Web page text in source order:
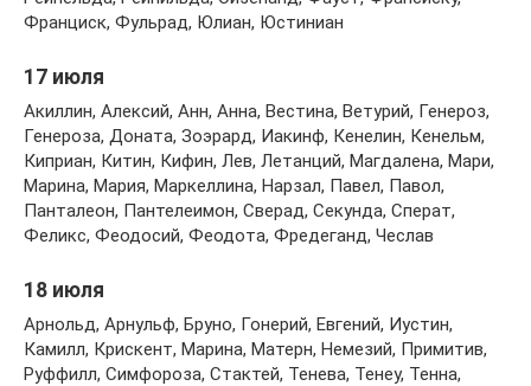
Франциск, Фульрад, Юлиан, Юстиниан
17 июля
Акиллин, Алексий, Анн, Анна, Вестина, Ветурий, Генероз,
Генероза, Доната, Зоэрард, Иакинф, Кенелин, Кенельм,
Киприан, Китин, Кифин, Лев, Летанций, Магдалена, Мари,
Марина, Мария, Маркеллина, Нарзал, Павел, Павол,
Панталеон, Пантелеимон, Сверад, Секунда, Сперат,
Феликс, Феодосий, Феодота, Фредеганд, Чеслав
18 июля
Арнольд, Арнульф, Бруно, Гонерий, Евгений, Иустин,
Камилл, Крискент, Марина, Матерн, Немезий, Примитив,
Руффилл, Симфороза, Стактей, Тенева, Тенеу, Тенна,